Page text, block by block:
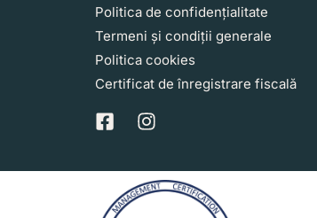
Politica de confidențialitate
Termeni și condiții generale
Politica cookies
Certificat de înregistrare fiscală